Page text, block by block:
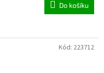
Do košíku
Kód: 223712